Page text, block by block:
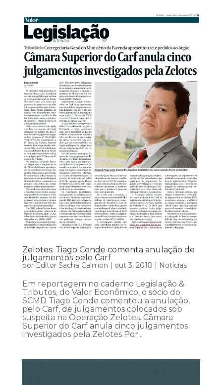
Zelotes: Tiago Conde comenta anulação de
julgamentos pelo Carf
por Editor Sacha Calmon | out 3, 2018 | Notícias
Em reportagem no caderno Legislação &
Tributos, do Valor Econômico, o sócio do
SCMD Tiago Conde comentou a anulação,
pelo Carf, de julgamentos colocados sob
suspeita na Operação Zelotes. Câmara
Superior do Carf anula cinco julgamentos
investigados pela Zelotes Por...